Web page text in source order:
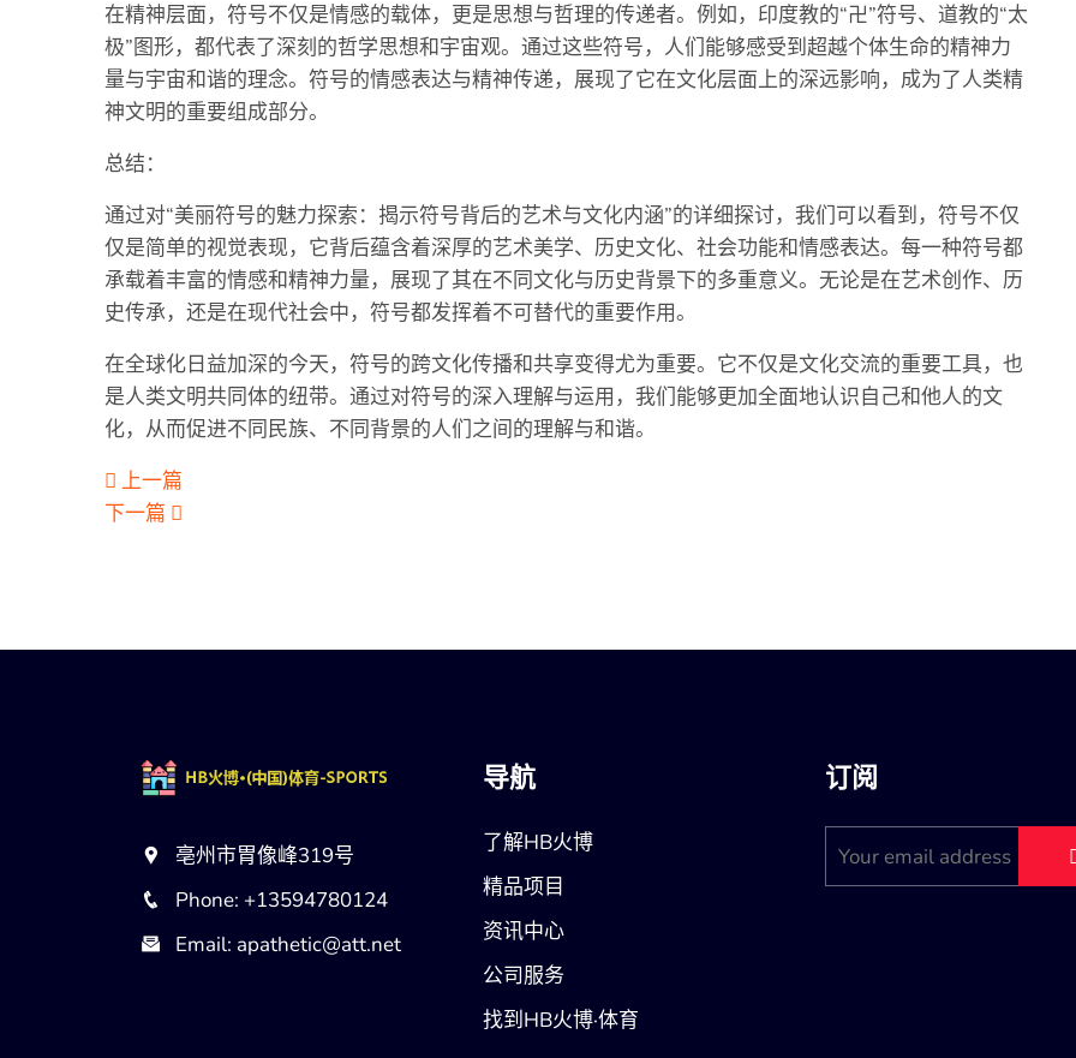
在精神层面，符号不仅是情感的载体，更是思想与哲理的传递者。例如，印度教的“卍”符号、道教的“太
极”图形，都代表了深刻的哲学思想和宇宙观。通过这些符号，人们能够感受到超越个体生命的精神力
量与宇宙和谐的理念。符号的情感表达与精神传递，展现了它在文化层面上的深远影响，成为了人类精
神文明的重要组成部分。
总结：
通过对“美丽符号的魅力探索：揭示符号背后的艺术与文化内涵”的详细探讨，我们可以看到，符号不仅
仅是简单的视觉表现，它背后蕴含着深厚的艺术美学、历史文化、社会功能和情感表达。每一种符号都
承载着丰富的情感和精神力量，展现了其在不同文化与历史背景下的多重意义。无论是在艺术创作、历
史传承，还是在现代社会中，符号都发挥着不可替代的重要作用。
在全球化日益加深的今天，符号的跨文化传播和共享变得尤为重要。它不仅是文化交流的重要工具，也
是人类文明共同体的纽带。通过对符号的深入理解与运用，我们能够更加全面地认识自己和他人的文
化，从而促进不同民族、不同背景的人们之间的理解与和谐。
上一篇
下一篇
亳州市胃像峰319号
Phone: +13594780124
Email: apathetic@att.net
导航
了解HB火博
精品项目
资讯中心
公司服务
找到HB火博·体育
订阅